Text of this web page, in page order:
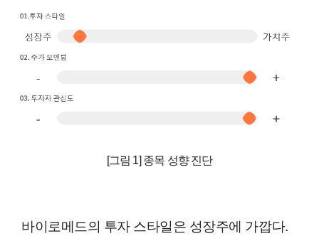
[그림 1] 종목 성향 진단
바이로메드의 투자 스타일은 성장주에 가깝다.